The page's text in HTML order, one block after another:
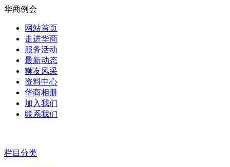
华商例会
网站首页
走进华商
服务活动
最新动态
狮友风采
资料中心
华商相册
加入我们
联系我们
栏目分类